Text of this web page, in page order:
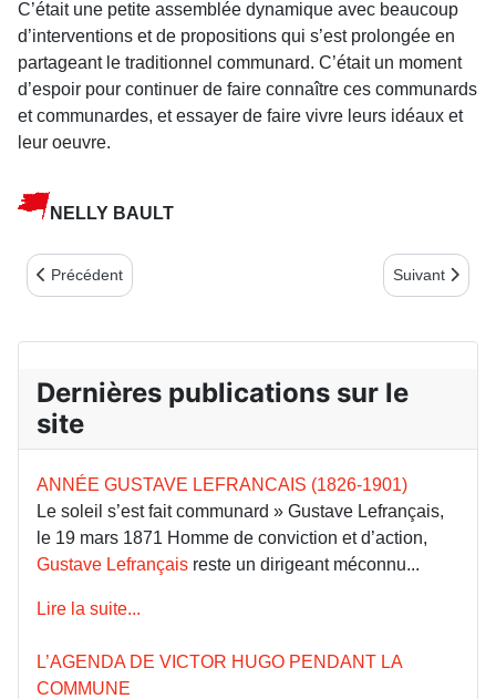
C’était une petite assemblée dynamique avec beaucoup
d’in­terventions et de propositions qui s’est prolongée en
parta­geant le traditionnel commu­nard. C’était un moment
d’espoir pour continuer de faire connaî­tre ces communards
et commu­nardes, et essayer de faire vivre leurs idéaux et
leur oeuvre.
NELLY BAULT
Article précédent : ASSEMBLÉE GÉNÉRALE DU COMITÉ
Précédent Article suivant
Suivant
Dernières publications sur le
site
ANNÉE GUSTAVE LEFRANCAIS (1826-1901)
Le soleil s’est fait communard » Gustave Lefrançais,
le 19 mars 1871 Homme de conviction et d’action,
Gustave Lefrançais reste un dirigeant méconnu...
Lire la suite...
L’AGENDA DE VICTOR HUGO PENDANT LA
COMMUNE